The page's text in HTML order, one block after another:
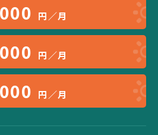
円／月
円／月
円／月